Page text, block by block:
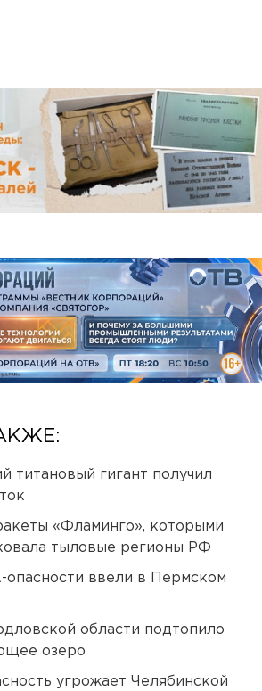
титановый гигант получил
«Фламинго», которыми
тыловые регионы РФ
ввели в Пермском
области подтопило
озеро
угрожает Челябинской